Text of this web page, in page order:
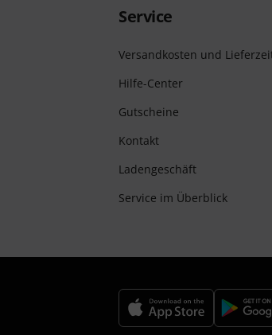
Service
Versandkosten und
Hilfe-Center
Gutscheine
Kontakt
Ladengeschäft
Service im Überblick